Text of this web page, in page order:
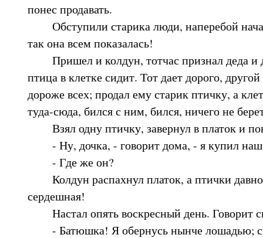
понес продавать.
Обступили старика люди, наперебой
так она всем показалась!
Пришел и колдун, тотчас признал деда и
птица в клетке сидит. Тот дает дорого,
дороже всех; продал ему старик птичку, а
туда-сюда, бился с ним, бился, ничего не
Взял одну птичку, завернул в платок и
- Ну, дочка, - говорит дома, - я купил
- Где же он?
Колдун распахнул платок, а птички давно
сердешная!
Настал опять воскресный день. Говорит
- Батюшка! Я обернусь нынче лошадью;